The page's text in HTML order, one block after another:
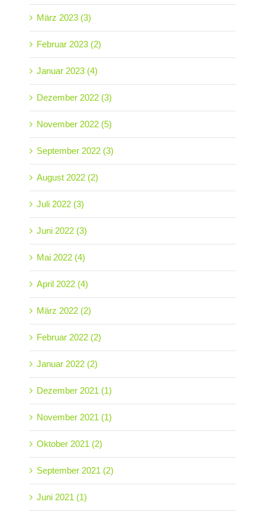
März 2023 (3)
Februar 2023 (2)
Januar 2023 (4)
Dezember 2022 (3)
November 2022 (5)
September 2022 (3)
August 2022 (2)
Juli 2022 (3)
Juni 2022 (3)
Mai 2022 (4)
April 2022 (4)
März 2022 (2)
Februar 2022 (2)
Januar 2022 (2)
Dezember 2021 (1)
November 2021 (1)
Oktober 2021 (2)
September 2021 (2)
Juni 2021 (1)